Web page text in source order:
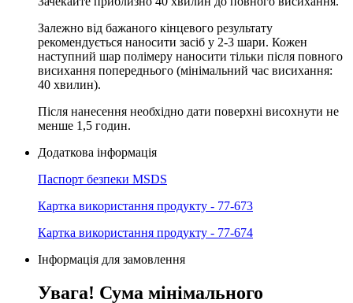
Залежно від бажаного кінцевого результату
рекомендується наносити засіб у 2-3 шари. Кожен
наступний шар полімеру наносити тільки після повного
висихання попереднього (мінімальний час висихання:
40 хвилин).
Після нанесення необхідно дати поверхні висохнути не
менше 1,5 годин.
Додаткова інформація
Паспорт безпеки MSDS
Картка використання продукту - 77-673
Картка використання продукту - 77-674
Інформація для замовлення
Увага! Сума мінімального